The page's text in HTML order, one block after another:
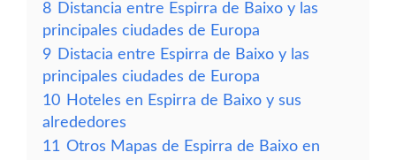
8 Distancia entre Espirra de Baixo y las
principales ciudades de Europa
9 Distacia entre Espirra de Baixo y las
principales ciudades de Europa
10 Hoteles en Espirra de Baixo y sus
alrededores
11 Otros Mapas de Espirra de Baixo en